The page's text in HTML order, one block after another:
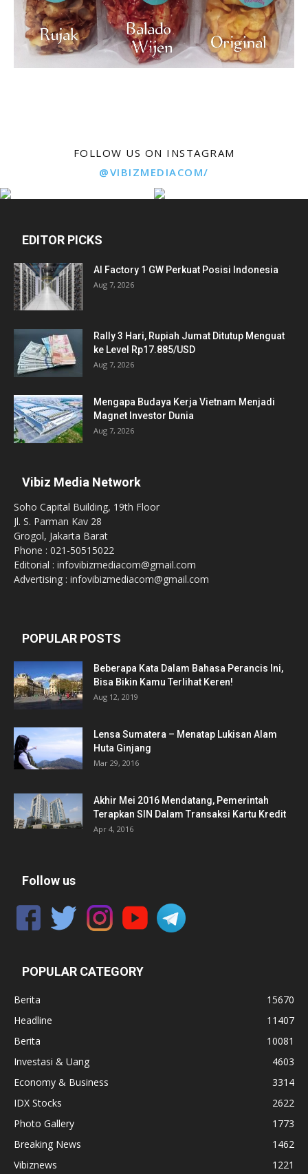
FOLLOW US ON INSTAGRAM
@VIBIZMEDIACOM/
EDITOR PICKS
AI Factory 1 GW Perkuat Posisi Indonesia
Aug 7, 2026
Rally 3 Hari, Rupiah Jumat Ditutup Menguat
ke Level Rp17.885/USD
Aug 7, 2026
Mengapa Budaya Kerja Vietnam Menjadi
Magnet Investor Dunia
Aug 7, 2026
Vibiz Media Network
Soho Capital Building, 19th Floor
Jl. S. Parman Kav 28
Grogol, Jakarta Barat
Phone : 021-50515022
Editorial : infovibizmediacom@gmail.com
Advertising : infovibizmediacom@gmail.com
POPULAR POSTS
Beberapa Kata Dalam Bahasa Perancis Ini,
Bisa Bikin Kamu Terlihat Keren!
Aug 12, 2019
Lensa Sumatera – Menatap Lukisan Alam
Huta Ginjang
Mar 29, 2016
Akhir Mei 2016 Mendatang, Pemerintah
Terapkan SIN Dalam Transaksi Kartu Kredit
Apr 4, 2016
Follow us
POPULAR CATEGORY
Berita
15670
Headline
11407
Berita
10081
Investasi & Uang
4603
Economy & Business
3314
IDX Stocks
2622
Photo Gallery
1773
Breaking News
1462
Vibiznews
1221